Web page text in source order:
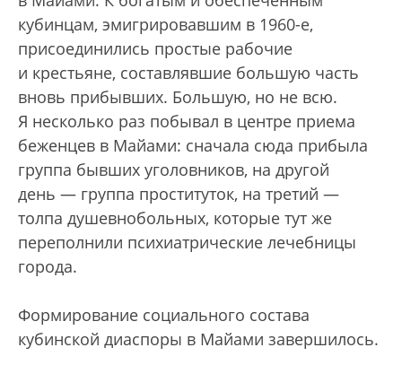
кубинцам, эмигрировавшим в 1960-е,
присоединились простые рабочие
и крестьяне, составлявшие большую часть
вновь прибывших. Большую, но не всю.
Я несколько раз побывал в центре приема
беженцев в Майами: сначала сюда прибыла
группа бывших уголовников, на другой
день — группа проституток, на третий —
толпа душевнобольных, которые тут же
переполнили психиатрические лечебницы
города.
Формирование социального состава
кубинской диаспоры в Майами завершилось.